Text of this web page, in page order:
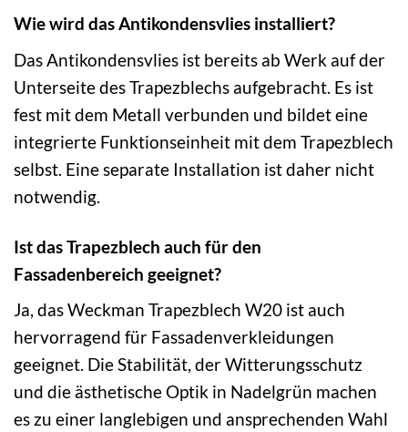
Wie wird das Antikondensvlies installiert?
Das Antikondensvlies ist bereits ab Werk auf der
Unterseite des Trapezblechs aufgebracht. Es ist
fest mit dem Metall verbunden und bildet eine
integrierte Funktionseinheit mit dem Trapezblech
selbst. Eine separate Installation ist daher nicht
notwendig.
Ist das Trapezblech auch für den
Fassadenbereich geeignet?
Ja, das Weckman Trapezblech W20 ist auch
hervorragend für Fassadenverkleidungen
geeignet. Die Stabilität, der Witterungsschutz
und die ästhetische Optik in Nadelgrün machen
es zu einer langlebigen und ansprechenden Wahl